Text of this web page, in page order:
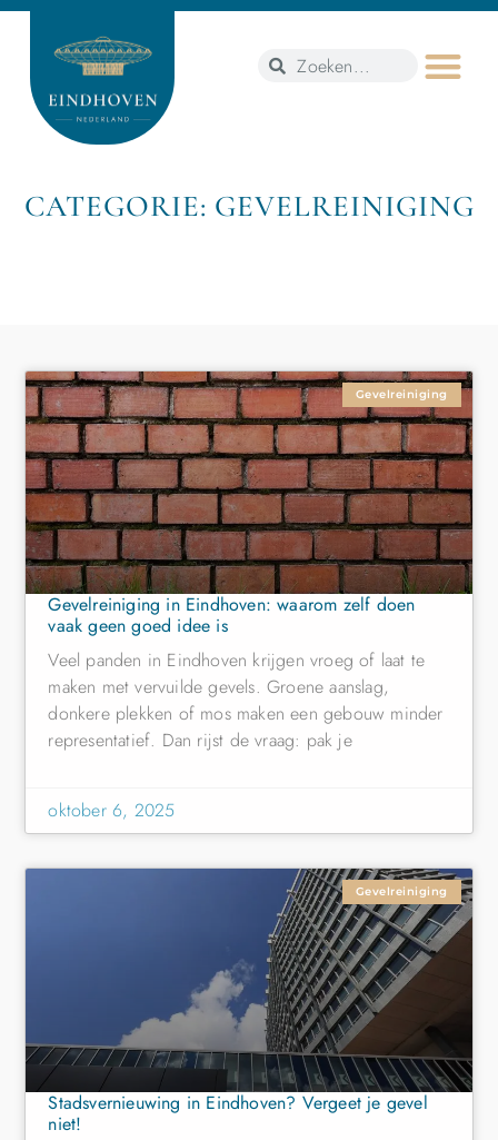
CATEGORIE: GEVELREINIGING
Gevelreiniging
Gevelreiniging in Eindhoven: waarom zelf doen
vaak geen goed idee is
Veel panden in Eindhoven krijgen vroeg of laat te
maken met vervuilde gevels. Groene aanslag,
donkere plekken of mos maken een gebouw minder
representatief. Dan rijst de vraag: pak je
oktober 6, 2025
Gevelreiniging
Stadsvernieuwing in Eindhoven? Vergeet je gevel
niet!